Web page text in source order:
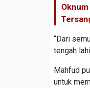
“Dari
tengah
Mahfud
untuk